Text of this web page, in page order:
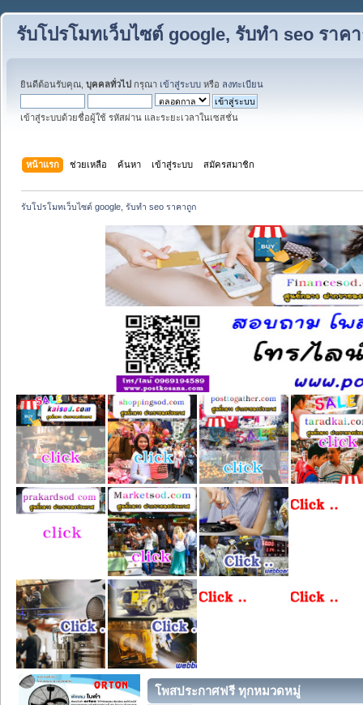
รับโปรโมทเว็บไซต์ google, รับทำ seo ราค
ยินดีต้อนรับคุณ, บุคคลทั่วไป กรุณา เข้าสู่ระบบ หรือ ลงทะเบียน
เข้าสู่ระบบด้วยชื่อผู้ใช้ รหัสผ่าน และระยะเวลาในเซสชั่น
หน้าแรก ช่วยเหลือ ค้นหา เข้าสู่ระบบ สมัครสมาชิก
รับโปรโมทเว็บไซต์ google, รับทำ seo ราคาถูก
โพสประกาศฟรี ทุกหมวดหมู่